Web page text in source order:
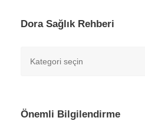
Dora Sağlık Rehberi
Önemli Bilgilendirme